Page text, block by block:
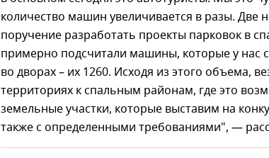
количество машин увеличивается в разы. Две
поручение разработать проекты парковок в
примерно подсчитали машины, которые у нас
во дворах – их 1260. Исходя из этого объема,
территориях к спальным районам, где это
земельные участки, которые выставим на
также с определенными требованиями", —